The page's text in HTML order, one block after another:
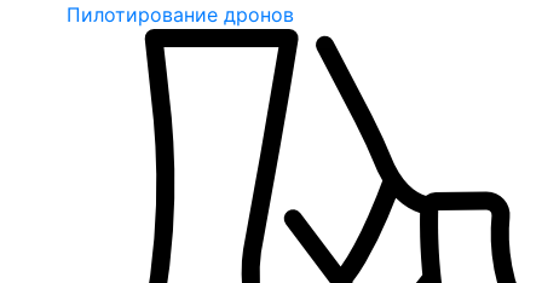
Пилотирование дронов